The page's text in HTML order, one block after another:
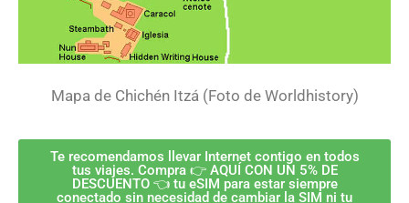
Mapa de Chichén Itzá (Foto de Worldhistory)
Te recomendamos llevar Internet contigo en todos
tus viajes. Compra 👉 AQUÍ CON UN 5% DE
DESCUENTO 👈 tu eSIM para estar siempre
conectado sin necesidad de cambiar la SIM ni tu